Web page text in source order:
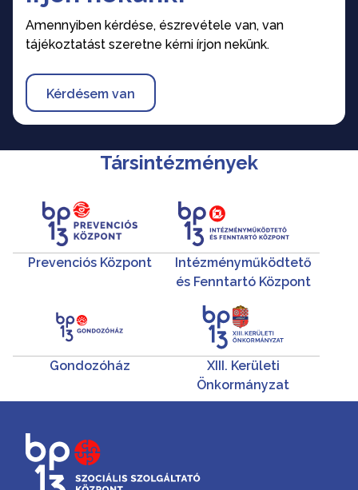
Amennyiben kérdése, észrevétele van, van
tájékoztatást szeretne kérni írjon nekünk.
Kérdésem van
Társintézmények
Prevenciós Központ
Intézményműködtető
és Fenntartó Központ
Gondozóház
XIII. Kerületi
Önkormányzat